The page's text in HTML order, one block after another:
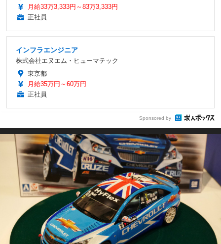
月給33万3,333円～83万3,333円
正社員
インフラエンジニア
株式会社エヌエム・ヒューマテック
東京都
月給35万円～60万円
正社員
Sponsored by